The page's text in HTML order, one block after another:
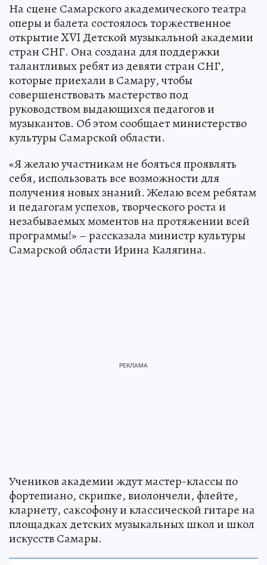
На сцене Самарского академического театра
оперы и балета состоялось торжественное
открытие XVI Детской музыкальной академии
стран СНГ. Она создана для поддержки
талантливых ребят из девяти стран СНГ,
которые приехали в Самару, чтобы
совершенствовать мастерство под
руководством выдающихся педагогов и
музыкантов. Об этом сообщает министерство
культуры Самарской области.
«Я желаю участникам не бояться проявлять
себя, использовать все возможности для
получения новых знаний. Желаю всем ребятам
и педагогам успехов, творческого роста и
незабываемых моментов на протяжении всей
программы!» – рассказала министр культуры
Самарской области Ирина Калягина.
Учеников академии ждут мастер-классы по
фортепиано, скрипке, виолончели, флейте,
кларнету, саксофону и классической гитаре на
площадках детских музыкальных школ и школ
искусств Самары.